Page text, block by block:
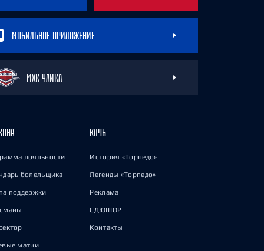
МОБИЛЬНОЕ ПРИЛОЖЕНИЕ
МХК ЧАЙКА
лояльности
болельщика
поддержки
матчи
КЛУБ
История «Торпедо»
Легенды «Торпедо»
Реклама
СДЮШОР
Контакты